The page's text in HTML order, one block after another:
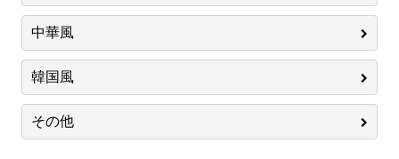
中華風
韓国風
その他